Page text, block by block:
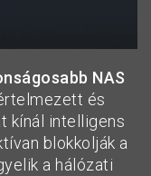
NAS
és
kínál intelligens
blokkolják a
a hálózati